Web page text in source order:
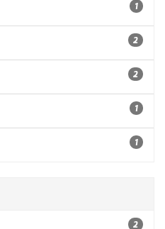
1
2
2
1
1
2